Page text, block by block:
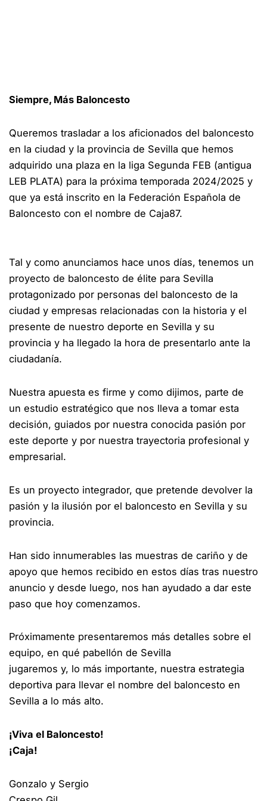
Siempre, Más Baloncesto
Queremos trasladar a los aficionados del baloncesto
en la ciudad y la provincia de Sevilla que hemos
adquirido una plaza en la liga Segunda FEB (antigua
LEB PLATA) para la próxima temporada 2024/2025 y
que ya está inscrito en la Federación Española de
Baloncesto con el nombre de Caja87.
Tal y como anunciamos hace unos días, tenemos un
proyecto de baloncesto de élite para Sevilla
protagonizado por personas del baloncesto de la
ciudad y empresas relacionadas con la historia y el
presente de nuestro deporte en Sevilla y su
provincia y ha llegado la hora de presentarlo ante la
ciudadanía.
Nuestra apuesta es firme y como dijimos, parte de
un estudio estratégico que nos lleva a tomar esta
decisión, guiados por nuestra conocida pasión por
este deporte y por nuestra trayectoria profesional y
empresarial.
Es un proyecto integrador, que pretende devolver la
pasión y la ilusión por el baloncesto en Sevilla y su
provincia.
Han sido innumerables las muestras de cariño y de
apoyo que hemos recibido en estos días tras nuestro
anuncio y desde luego, nos han ayudado a dar este
paso que hoy comenzamos.
Próximamente presentaremos más detalles sobre el
equipo, en qué pabellón de Sevilla
jugaremos y, lo más importante, nuestra estrategia
deportiva para llevar el nombre del baloncesto en
Sevilla a lo más alto.
¡Viva el Baloncesto!
¡Caja!
Gonzalo y Sergio